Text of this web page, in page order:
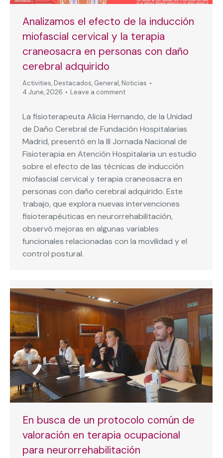
Analizamos el efecto de la inducción
miofascial cervical y la terapia
craneosacra en personas con daño
cerebral adquirido
Activities, Destacados, General, Noticias
4 June, 2026
Leave a comment
La fisioterapeuta Alicia Hernando, de la Unidad
de Daño Cerebral de Fundación Hospitalarias
Madrid, presentó en la III Jornada Nacional de
Fisioterapia en Atención Hospitalaria un estudio
sobre el efecto de las técnicas de inducción
miofascial cervical y terapia craneosacra en
personas con daño cerebral adquirido. Este
trabajo, que explora nuevas intervenciones
fisioterapéuticas en neurorrehabilitación,
observó mejoras en algunas variables
funcionales relacionadas con la movilidad y el
control postural.
En busca de un protocolo común de
valoración en terapia ocupacional
para neurorrehabilitación